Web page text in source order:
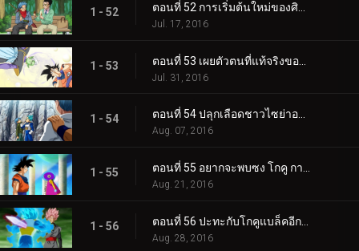
1 - 52 ตอนที่ 52 การเริ่มต้นใหม่ของศิษย์อาจารย์ ซง โกฮังและทรังคซ์ อนาคต
Jul. 17, 2016
1 - 53
Jul. 31, 2016
1 - 54 ตอนที่ 54 ปลุกเลือดชาวไซย่าออกมา การตัดสินใจของทรังคซ์
Aug. 07, 2016
1 - 55
Aug. 21, 2016
1 - 56
Aug. 28, 2016